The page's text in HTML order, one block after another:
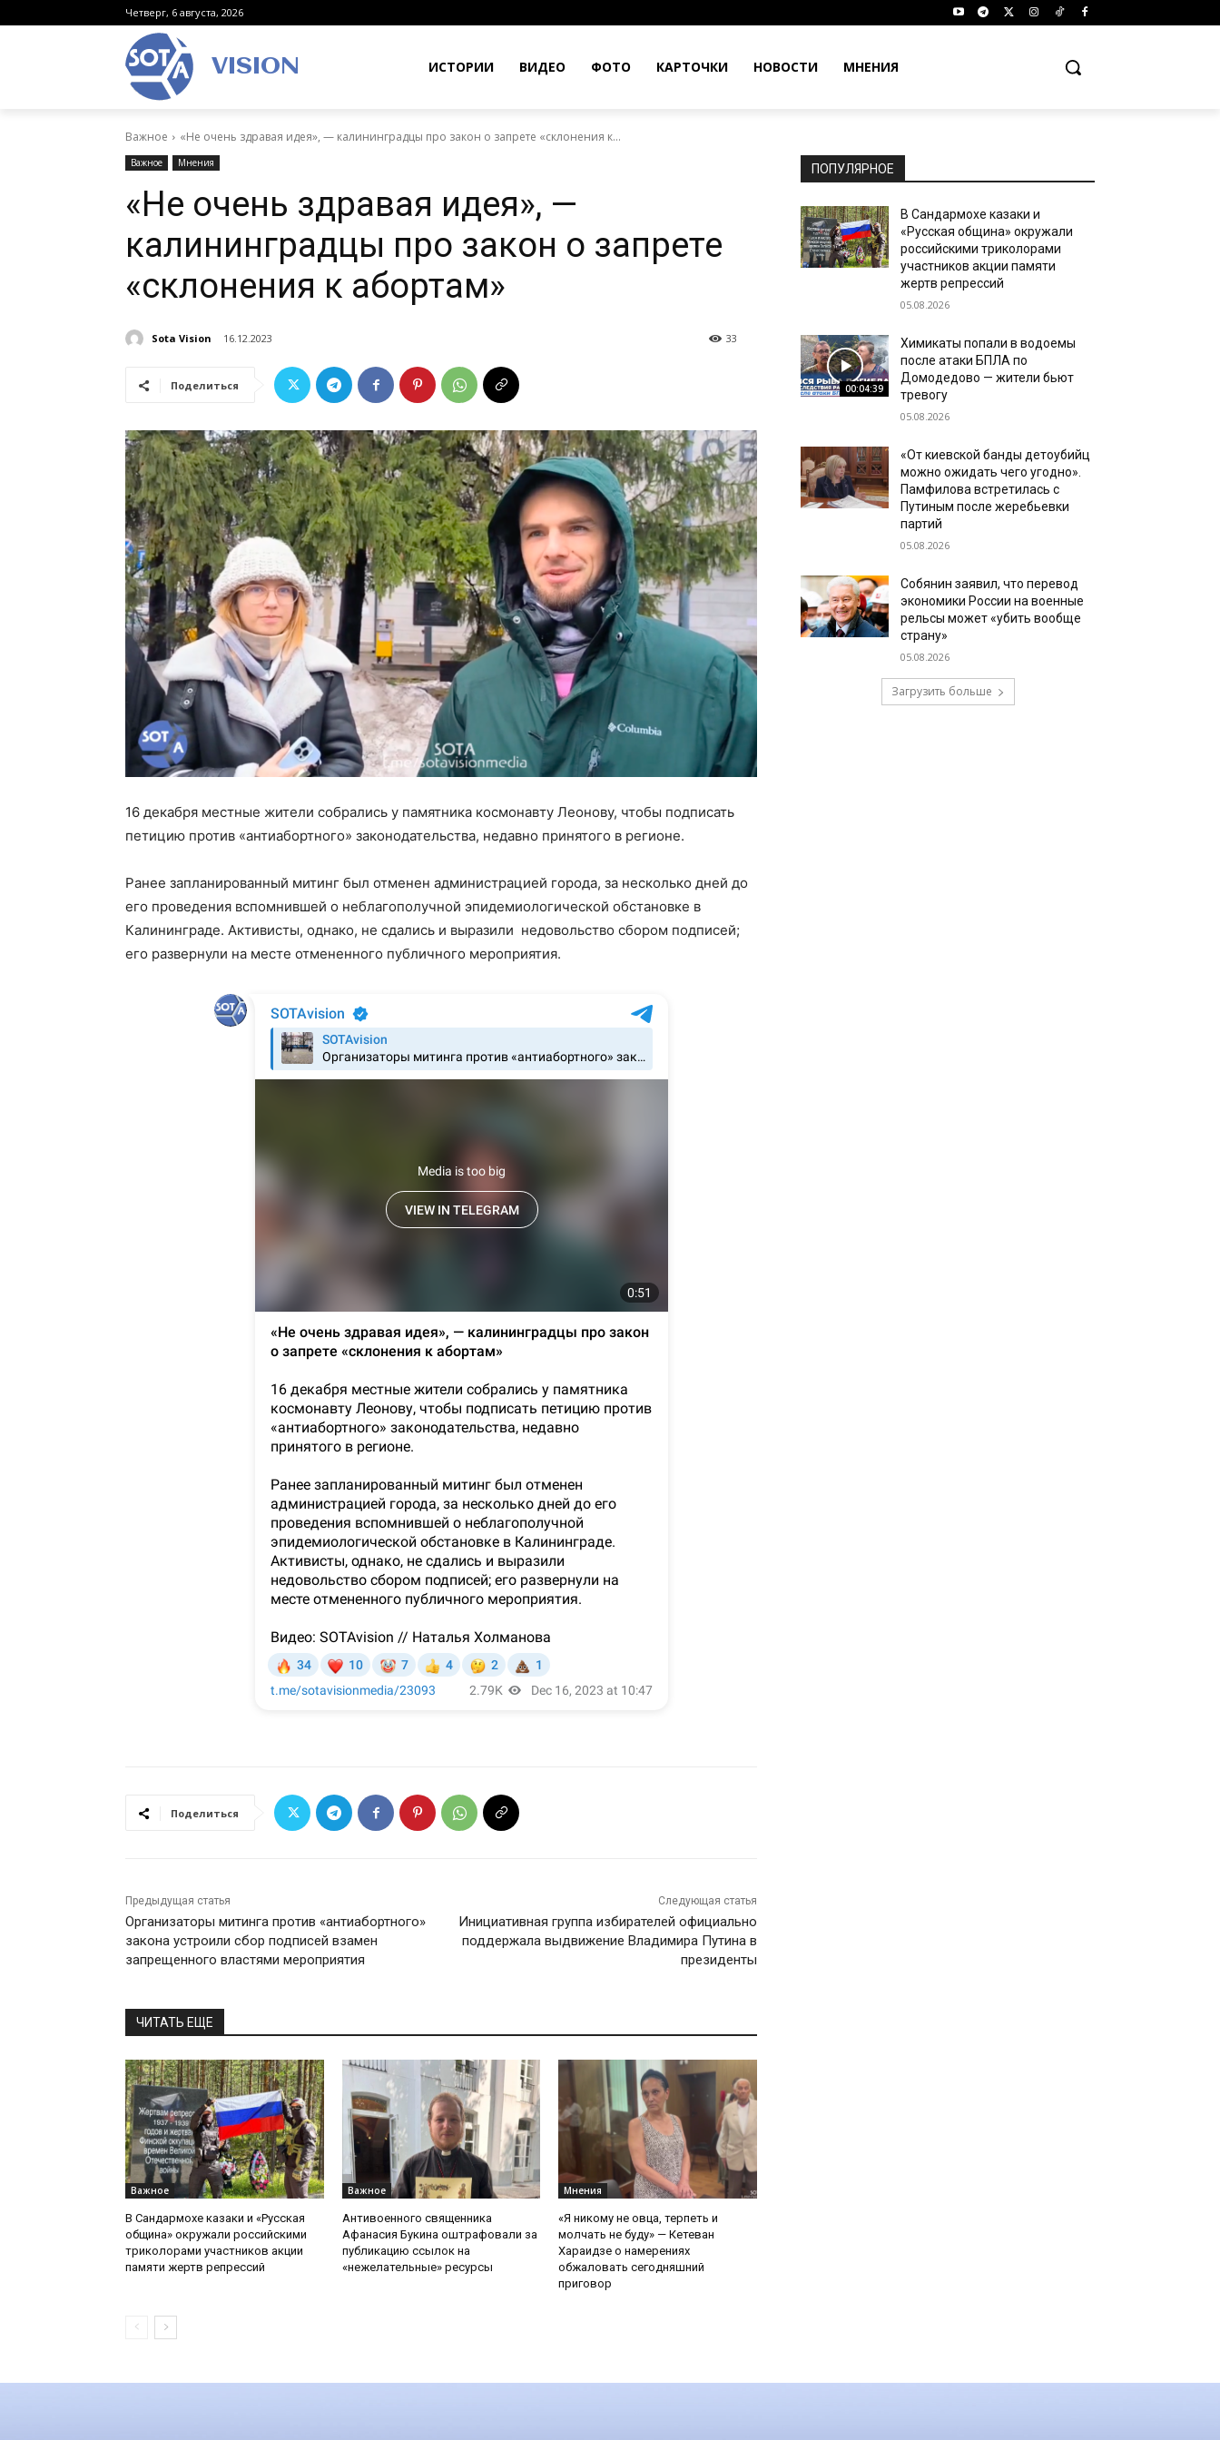
Четверг, 6 августа, 2026
VISION ИСТОРИИ ВИДЕО ФОТО КАРТОЧКИ НОВОСТИ МНЕНИЯ
Важное «Не очень здравая идея», — калининградцы про закон о запрете «склонения к...
Важное Мнения
«Не очень здравая идея», —
калининградцы про закон о запрете
«склонения к абортам»
Sota Vision 16.12.2023 33
Поделиться
16 декабря местные жители собрались у памятника космонавту Леонову, чтобы подписать
петицию против «антиабортного» законодательства, недавно принятого в регионе.
Ранее запланированный митинг был отменен администрацией города, за несколько дней до
его проведения вспомнившей о неблагополучной эпидемиологической обстановке в
Калининграде. Активисты, однако, не сдались и выразили недовольство сбором подписей;
его развернули на месте отмененного публичного мероприятия.
Поделиться
Предыдущая статья
Организаторы митинга против «антиабортного»
закона устроили сбор подписей взамен
запрещенного властями мероприятия
Следующая статья
Инициативная группа избирателей официально
поддержала выдвижение Владимира Путина в
президенты
ЧИТАТЬ ЕЩЕ
Важное
В Сандармохе казаки и «Русская
община» окружали российскими
триколорами участников акции
памяти жертв репрессий
Важное
Антивоенного священника
Афанасия Букина оштрафовали за
публикацию ссылок на
«нежелательные» ресурсы
Мнения
«Я никому не овца, терпеть и
молчать не буду» — Кетеван
Хараидзе о намерениях
обжаловать сегодняшний
приговор
ПОПУЛЯРНОЕ
В Сандармохе казаки и
«Русская община» окружали
российскими триколорами
участников акции памяти
жертв репрессий
05.08.2026
00:04:39
Химикаты попали в водоемы
после атаки БПЛА по
Домодедово — жители бьют
тревогу
05.08.2026
«От киевской банды детоубийц
можно ожидать чего угодно».
Памфилова встретилась с
Путиным после жеребьевки
партий
05.08.2026
Собянин заявил, что перевод
экономики России на военные
рельсы может «убить вообще
страну»
05.08.2026
Загрузить больше